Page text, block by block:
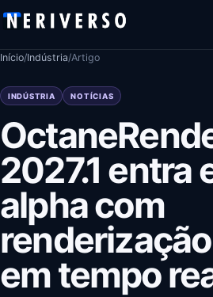
Pular para o conteúdo
Início/Indústria/Artigo
INDÚSTRIA NOTÍCIAS
2027.1 entra
alpha com
em tempo